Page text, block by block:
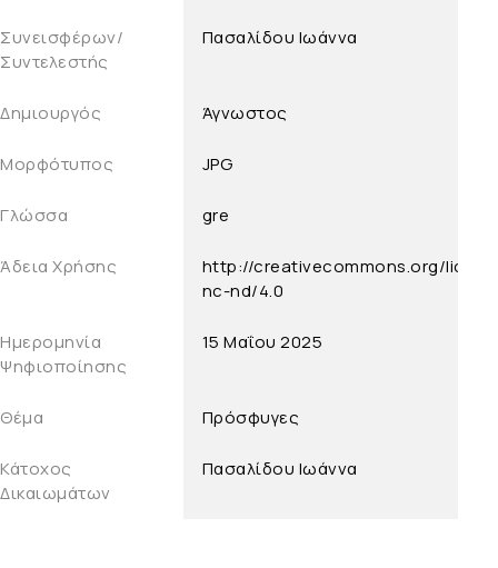
Συνεισφέρων/
Συντελεστής
Πασαλίδου Ιωάννα
Δημιουργός Άγνωστος
Μορφότυπος JPG
Γλώσσα gre
Άδεια Χρήσης
http://creativecommons.org/
nc-nd/4.0
Ημερομηνία
Ψηφιοποίησης
15 Μαΐου 2025
Θέμα Πρόσφυγες
Κάτοχος
Δικαιωμάτων
Πασαλίδου Ιωάννα